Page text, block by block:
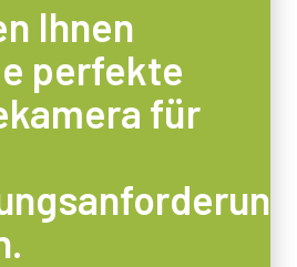
Ihnen
perfekte
für